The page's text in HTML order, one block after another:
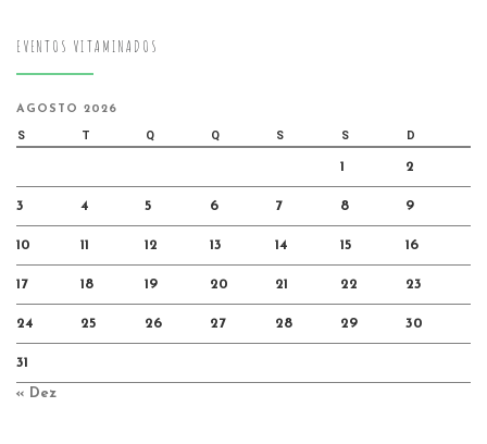
EVENTOS VITAMINADOS
AGOSTO 2026
S T Q Q S S D
1 2
3 4 5 6 7 8 9
10 11 12 13 14 15 16
17 18 19 20 21 22 23
24 25 26 27 28 29 30
31
« Dez